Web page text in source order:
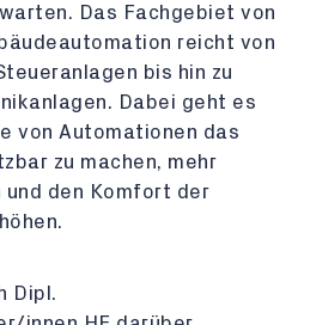
Das Fachgebiet von
reicht von
bis hin zu
Dabei geht es
von Automationen das
zu machen, mehr
den Komfort der
Dipl.